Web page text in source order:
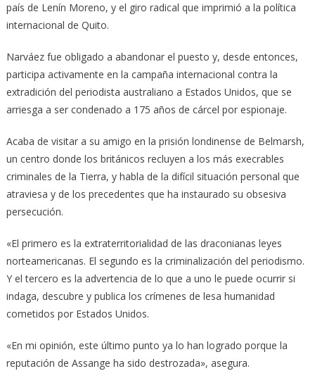
país de Lenín Moreno, y el giro radical que imprimió a la política
internacional de Quito.
Narváez fue obligado a abandonar el puesto y, desde entonces,
participa activamente en la campaña internacional contra la
extradición del periodista australiano a Estados Unidos, que se
arriesga a ser condenado a 175 años de cárcel por espionaje.
Acaba de visitar a su amigo en la prisión londinense de Belmarsh,
un centro donde los británicos recluyen a los más execrables
criminales de la Tierra, y habla de la difícil situación personal que
atraviesa y de los precedentes que ha instaurado su obsesiva
persecución.
«El primero es la extraterritorialidad de las draconianas leyes
norteamericanas. El segundo es la criminalización del periodismo.
Y el tercero es la advertencia de lo que a uno le puede ocurrir si
indaga, descubre y publica los crímenes de lesa humanidad
cometidos por Estados Unidos.
«En mi opinión, este último punto ya lo han logrado porque la
reputación de Assange ha sido destrozada», asegura.